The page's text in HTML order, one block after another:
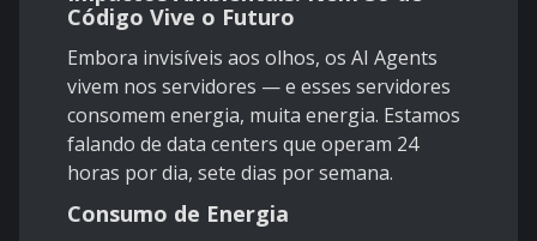
Código Vive o Futuro
Embora invisíveis aos olhos, os AI Agents
vivem nos servidores — e esses servidores
consomem energia, muita energia. Estamos
falando de data centers que operam 24
horas por dia, sete dias por semana.
Consumo de Energia